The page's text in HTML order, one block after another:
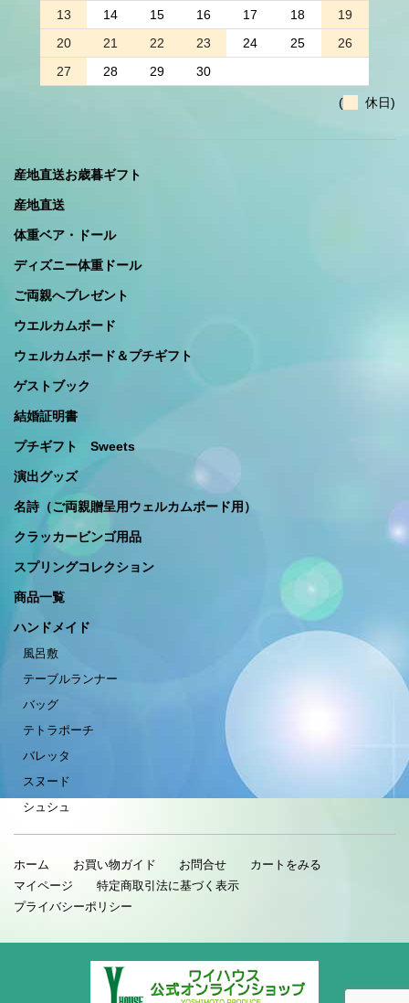
13
14 15 16 17 18
19
20
21 22 23 24 25
26
27
28 29 30
( 休日)
産地直送お歳暮ギフト
産地直送
体重ベア・ドール
ディズニー体重ドール
ご両親へプレゼント
ウエルカムボード
ウェルカムボード＆プチギフト
ゲストブック
結婚証明書
プチギフト Sweets
演出グッズ
名詩（ご両親贈呈用ウェルカムボード用）
クラッカービンゴ用品
スプリングコレクション
商品一覧
ハンドメイド
風呂敷
テーブルランナー
バッグ
テトラポーチ
バレッタ
スヌード
シュシュ
ホーム お買い物ガイド お問合せ
カートをみる
マイページ
特定商取引法に基づく表示
プライバシーポリシー